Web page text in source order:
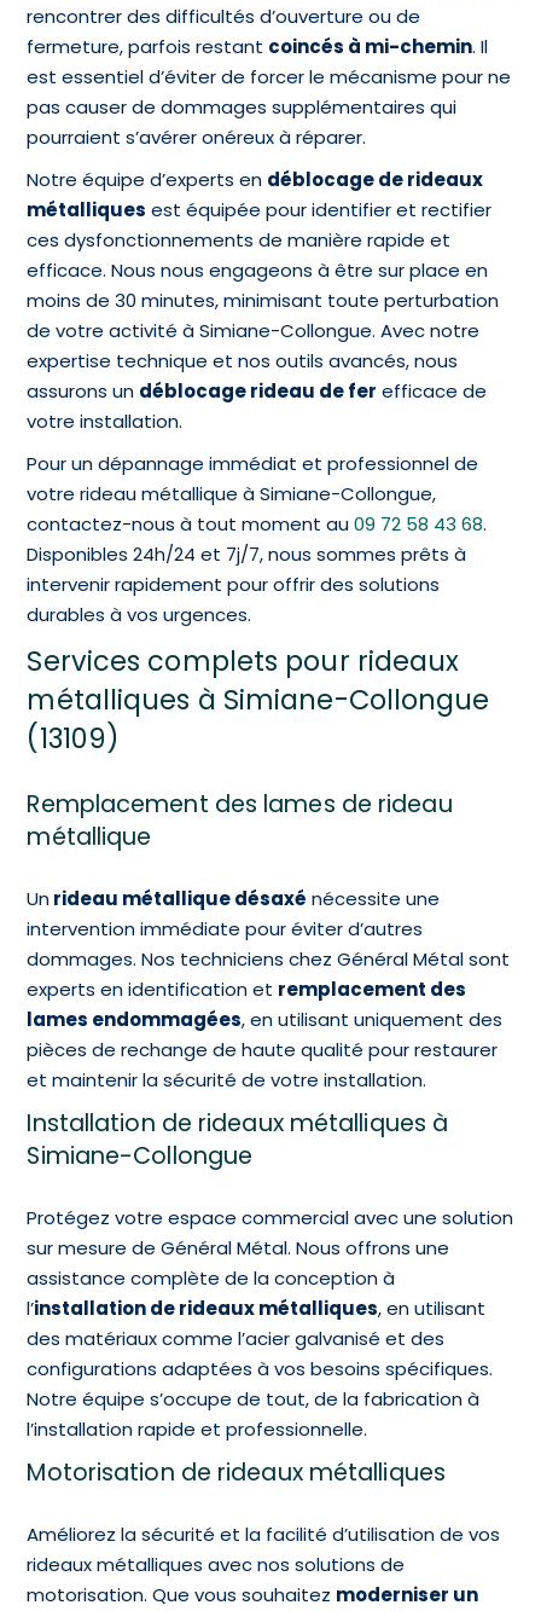
rencontrer des difficultés d’ouverture ou de
fermeture, parfois restant coincés à mi-chemin. Il
est essentiel d’éviter de forcer le mécanisme pour ne
pas causer de dommages supplémentaires qui
pourraient s’avérer onéreux à réparer.
Notre équipe d’experts en déblocage de rideaux
métalliques est équipée pour identifier et rectifier
ces dysfonctionnements de manière rapide et
efficace. Nous nous engageons à être sur place en
moins de 30 minutes, minimisant toute perturbation
de votre activité à Simiane-Collongue. Avec notre
expertise technique et nos outils avancés, nous
assurons un déblocage rideau de fer efficace de
votre installation.
Pour un dépannage immédiat et professionnel de
votre rideau métallique à Simiane-Collongue,
contactez-nous à tout moment au09 72 58 43 68.
Disponibles 24h/24 et 7j/7, nous sommes prêts à
intervenir rapidement pour offrir des solutions
durables à vos urgences.
Services complets pour rideaux
métalliques à Simiane-Collongue
(13109)
Remplacement des lames de rideau
métallique
Unrideau métallique désaxé nécessite une
intervention immédiate pour éviter d’autres
dommages. Nos techniciens chez Général Métal sont
experts en identification et remplacement des
lames endommagées, en utilisant uniquement des
pièces de rechange de haute qualité pour restaurer
et maintenir la sécurité de votre installation.
Installation de rideaux métalliques à
Simiane-Collongue
Protégez votre espace commercial avec une solution
sur mesure de Général Métal. Nous offrons une
assistance complète de la conception à
l’installation de rideaux métalliques, en utilisant
des matériaux comme l’acier galvanisé et des
configurations adaptées à vos besoins spécifiques.
Notre équipe s’occupe de tout, de la fabrication à
l’installation rapide et professionnelle.
Motorisation de rideaux métalliques
Améliorez la sécurité et la facilité d’utilisation de vos
rideaux métalliques avec nos solutions de
motorisation. Que vous souhaitez moderniser un